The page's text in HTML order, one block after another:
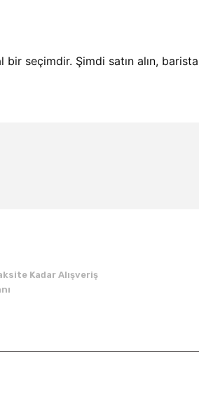
seçimdir. Şimdi satın alın,
Kadar Alışveriş